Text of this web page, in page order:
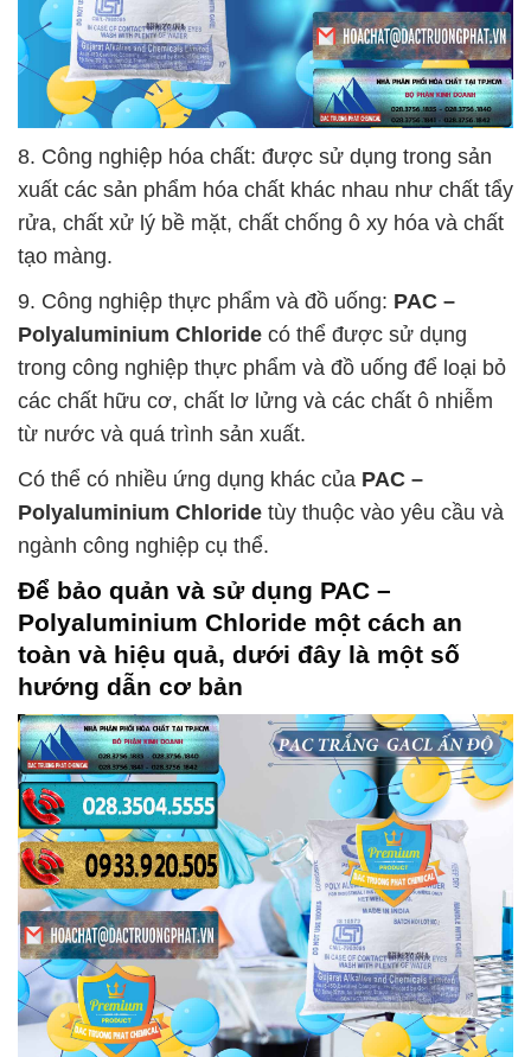
8. Công nghiệp hóa chất: được sử dụng trong sản
xuất các sản phẩm hóa chất khác nhau như chất tẩy
rửa, chất xử lý bề mặt, chất chống ô xy hóa và chất
tạo màng.
9. Công nghiệp thực phẩm và đồ uống: PAC –
Polyaluminium Chloride có thể được sử dụng
trong công nghiệp thực phẩm và đồ uống để loại bỏ
các chất hữu cơ, chất lơ lửng và các chất ô nhiễm
từ nước và quá trình sản xuất.
Có thể có nhiều ứng dụng khác của PAC –
Polyaluminium Chloride tùy thuộc vào yêu cầu và
ngành công nghiệp cụ thể.
Để bảo quản và sử dụng PAC –
Polyaluminium Chloride một cách an
toàn và hiệu quả, dưới đây là một số
hướng dẫn cơ bản